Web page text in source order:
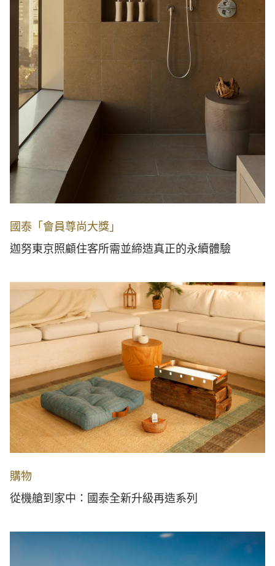
國泰「會員尊尚大獎」
迦努東京照顧住客所需並締造真正的永續體驗
購物
從機艙到家中：國泰全新升級再造系列